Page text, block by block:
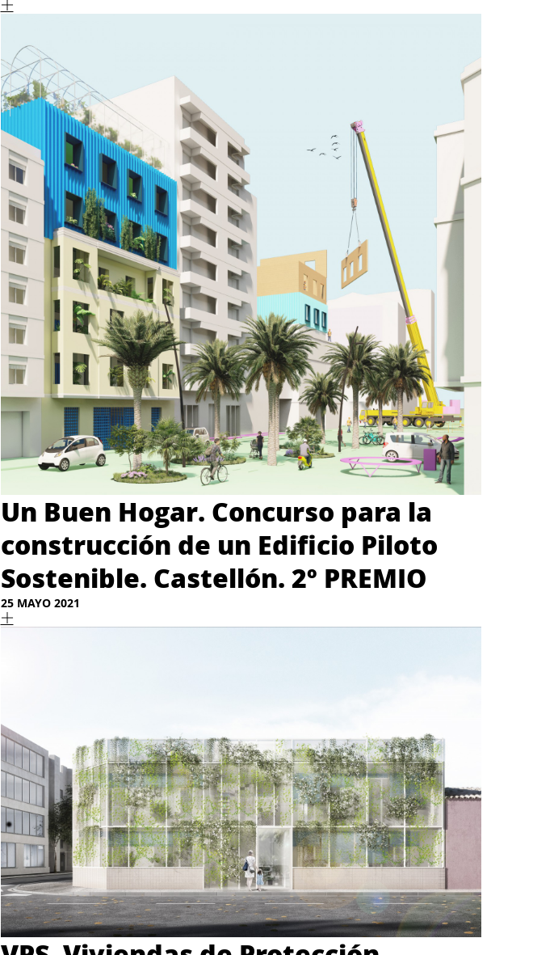
Un Buen Hogar. Concurso para la
construcción de un Edificio Piloto
Sostenible. Castellón. 2º PREMIO
25 MAYO 2021